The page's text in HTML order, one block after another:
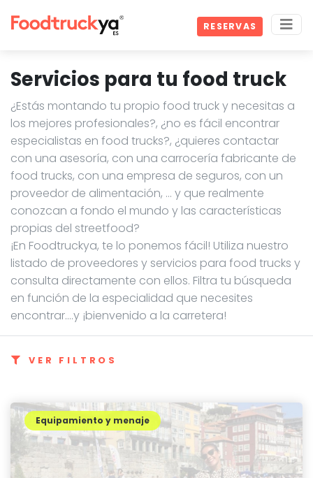
RESERVAS
Servicios para tu food truck
¿Estás montando tu propio food truck y necesitas a
los mejores profesionales?, ¿no es fácil encontrar
especialistas en food trucks?, ¿quieres contactar
con una asesoría, con una carrocería fabricante de
food trucks, con una empresa de seguros, con un
proveedor de alimentación, … y que realmente
conozcan a fondo el mundo y las características
propias del streetfood?
¡En Foodtruckya, te lo ponemos fácil! Utiliza nuestro
listado de proveedores y servicios para food trucks y
consulta directamente con ellos. Filtra tu búsqueda
en función de la especialidad que necesites
encontrar....y ¡bienvenido a la carretera!
VER FILTROS
Equipamiento y menaje